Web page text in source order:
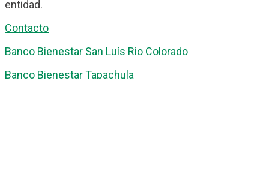
entidad.
Contacto
Banco Bienestar San Luís Rio Colorado
Banco Bienestar Tapachula